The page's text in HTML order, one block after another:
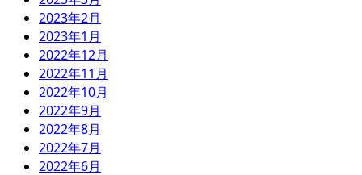
2023年2月
2023年1月
2022年12月
2022年11月
2022年10月
2022年9月
2022年8月
2022年7月
2022年6月